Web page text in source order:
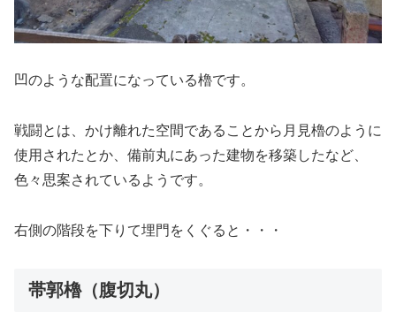
凹のような配置になっている櫓です。
戦闘とは、かけ離れた空間であることから月見櫓のように
使用されたとか、備前丸にあった建物を移築したなど、
色々思案されているようです。
右側の階段を下りて埋門をくぐると・・・
帯郭櫓（腹切丸）